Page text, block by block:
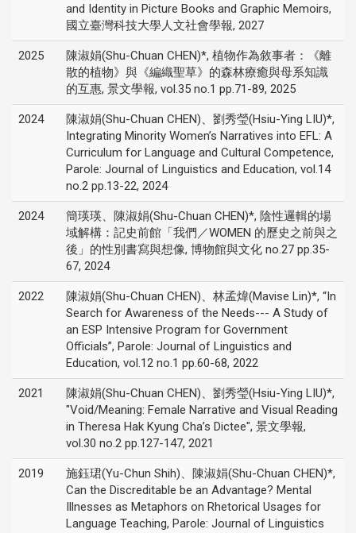
and Identity in Picture Books and Graphic Memoirs,
國立臺灣科技大學人文社會學報, 2027
2025
陳淑娟(Shu-Chuan CHEN)*, 植物作為敘事者：《離
散的植物》與《編織聖草》的森林療癒與母系知識
的互惠, 景文學報, vol.35 no.1 pp.71-89, 2025
2024
陳淑娟(Shu-Chuan CHEN)、劉秀瑩(Hsiu-Ying LIU)*,
Integrating Minority Women’s Narratives into EFL: A
Curriculum for Language and Cultural Competence,
Parole: Journal of Linguistics and Education, vol.14
no.2 pp.13-22, 2024
2024
簡瑛瑛、陳淑娟(Shu-Chuan CHEN)*, 陰性邏輯的場
域解構：記史前館「我們／WOMEN 的歷史之前與之
後」的性別書寫與想像, 博物館與文化 no.27 pp.35-
67, 2024
2022
陳淑娟(Shu-Chuan CHEN)、林孟煒(Mavise Lin)*, “In
Search for Awareness of the Needs--- A Study of
an ESP Intensive Program for Government
Officials”, Parole: Journal of Linguistics and
Education, vol.12 no.1 pp.60-68, 2022
2021
陳淑娟(Shu-Chuan CHEN)、劉秀瑩(Hsiu-Ying LIU)*,
"Void/Meaning: Female Narrative and Visual Reading
in Theresa Hak Kyung Cha’s Dictee", 景文學報,
vol.30 no.2 pp.127-147, 2021
2019
施鈺珺(Yu-Chun Shih)、陳淑娟(Shu-Chuan CHEN)*,
Can the Discreditable be an Advantage? Mental
Illnesses as Metaphors on Rhetorical Usages for
Language Teaching, Parole: Journal of Linguistics